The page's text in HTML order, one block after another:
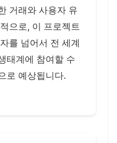
거래와 사용자 유
으로, 이 프로젝트
를 넘어서 전 세계
태계에 참여할 수
로 예상됩니다.